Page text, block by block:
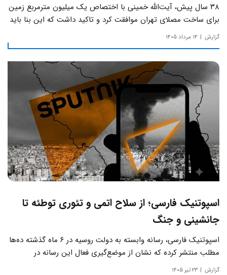
۳۸ سال پیش، آیت‌الله خمینی با اختصاص یک میلیون مترمربع زمین
برای ساخت مصلای تهران موافقت کرد و تاکید داشت که این بنا باید
به دور از زرق‌وبرق و یادآور سادگی مساجد صدر اسلام باشد.
گزارش ۱۴ مرداد ۱۴۰۵
اسپوتنیک فارسی؛ از سلاح اتمی و تئوری توطئه تا
جانشینی و جنگ
اسپوتنیک فارسی، رسانه وابسته به دولت روسیه در ۶ ماه گذشته ده‌ها
مطلب منتشر کرده که نشان از موضع‌گیری فعال این رسانه‌ در
حساس‌ترین مسائل چالش‌های داخلی ایران دارد.
گزارش ۲۳ تیر ۱۴۰۵